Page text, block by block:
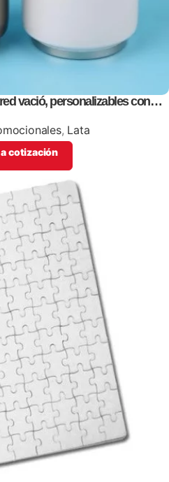
vació, personalizables con
, Lata
cotización